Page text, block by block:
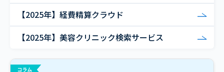
【2025年】経費精算クラウド
【2025年】美容クリニック検索サービス